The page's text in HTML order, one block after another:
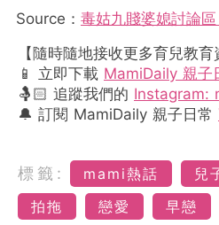
Source： 毒姑九賤婆媳討論
【隨時隨地接收更多育兒教育
📱 立即下載 MamiDaily 親子
🤱🏻 追蹤我們的 Instagram:
🔔 訂閱 MamiDaily 親子日常
標籤: mami熱話 兒
拍拖
戀愛 早戀